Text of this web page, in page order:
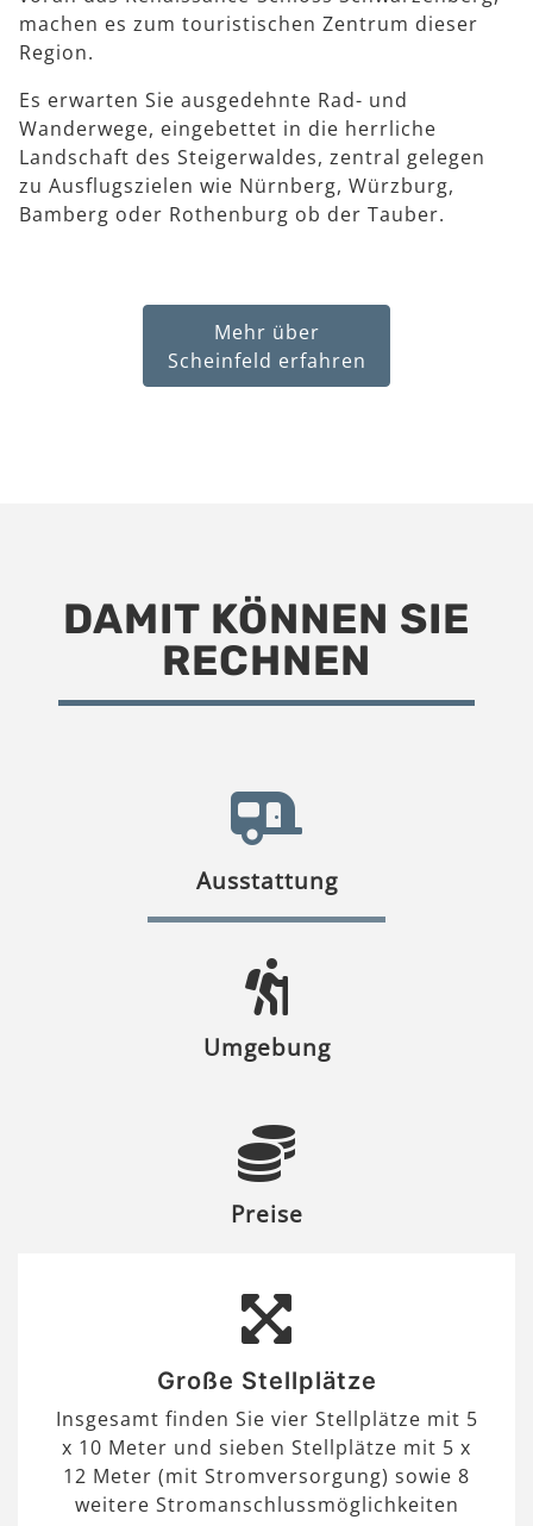
machen es zum touristischen Zentrum dieser
Region.
Es erwarten Sie ausgedehnte Rad- und
Wanderwege, eingebettet in die herrliche
Landschaft des Steigerwaldes, zentral gelegen
zu Ausflugszielen wie Nürnberg, Würzburg,
Bamberg oder Rothenburg ob der Tauber.
Mehr über
Scheinfeld erfahren
DAMIT KÖNNEN SIE
RECHNEN
Ausstattung
Umgebung
Preise
Große Stellplätze
Insgesamt finden Sie vier Stellplätze mit 5
x 10 Meter und sieben Stellplätze mit 5 x
12 Meter (mit Stromversorgung) sowie 8
weitere Stromanschlussmöglichkeiten